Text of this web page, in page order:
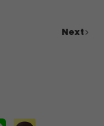
Next